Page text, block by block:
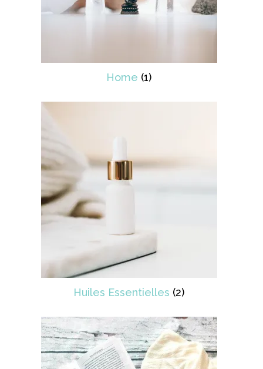
Home (1)
Huiles Essentielles (2)